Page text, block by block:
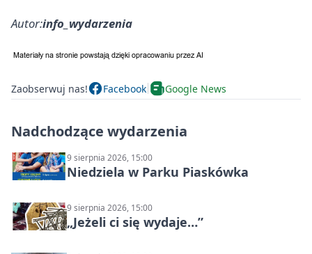
Autor:info_wydarzenia
Zaobserwuj nas! Facebook Google News
Nadchodzące wydarzenia
9 sierpnia 2026, 15:00
Niedziela w Parku Piaskówka
9 sierpnia 2026, 15:00
„Jeżeli ci się wydaje…”